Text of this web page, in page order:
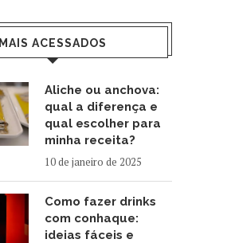
MAIS ACESSADOS
Aliche ou anchova:
qual a diferença e
qual escolher para
minha receita?
10 de janeiro de 2025
Como fazer drinks
com conhaque:
ideias fáceis e